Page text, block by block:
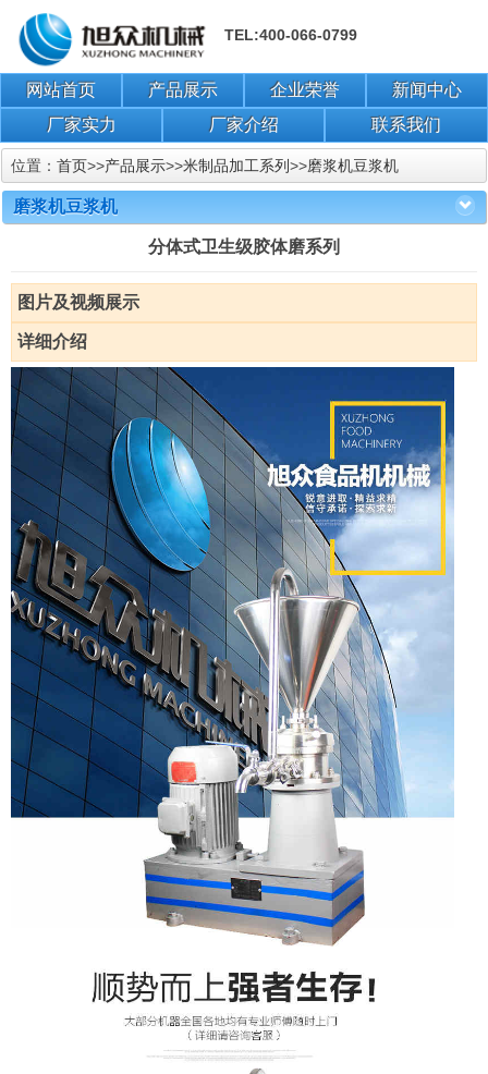
TEL:400-066-0799
网站首页 产品展示 企业荣誉
新闻中心
厂家实力
厂家介绍 联系我们
位置： 首页>>产品展示>>米制品加工系列>>磨浆机豆浆机
磨浆机豆浆机
分体式卫生级胶体磨系列
图片及视频展示
详细介绍